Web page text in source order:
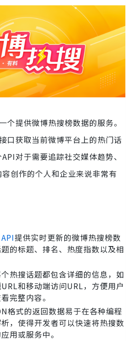
个提供微博热搜榜数据的服务。
口获取当前微博平台上的热门话
对于需要追踪社交媒体趋势、
创作的个人和企业来说非常有
API提供实时更新的微博热搜榜数
的标题、排名、热度指数以及相
热搜话题都包含详细的信息，如
和移动端访问URL，方便用户
完整内容。
格式的返回数据易于在各种编程
，使得开发者可以快速将热搜数
用或服务中。